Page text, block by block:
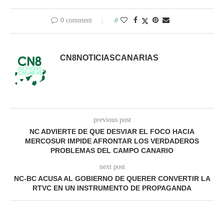
0 comment 0
CN8NOTICIASCANARIAS
previous post
NC ADVIERTE DE QUE DESVIAR EL FOCO HACIA
MERCOSUR IMPIDE AFRONTAR LOS VERDADEROS
PROBLEMAS DEL CAMPO CANARIO
next post
NC-BC ACUSA AL GOBIERNO DE QUERER CONVERTIR LA
RTVC EN UN INSTRUMENTO DE PROPAGANDA